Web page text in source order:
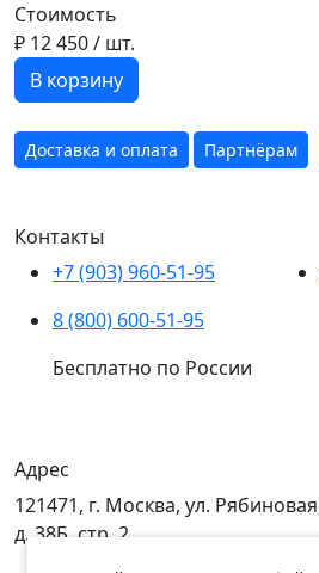
Стоимость
₽ 12 450/ шт.
В корзину
Доставка и оплата Партнёрам
Контакты
+7 (903) 960-51-95
8 (800) 600-51-95
Бесплатно по России
Адрес
121471, г. Москва, ул.
д. 38Б, стр. 2